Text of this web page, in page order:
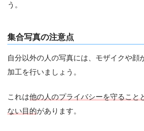
う。
集合写真の注意点
自分以外の人の写真には、モザイクや顔
加工を行いましょう。
これは他の人のプライバシーを守ること
ない目的があります。